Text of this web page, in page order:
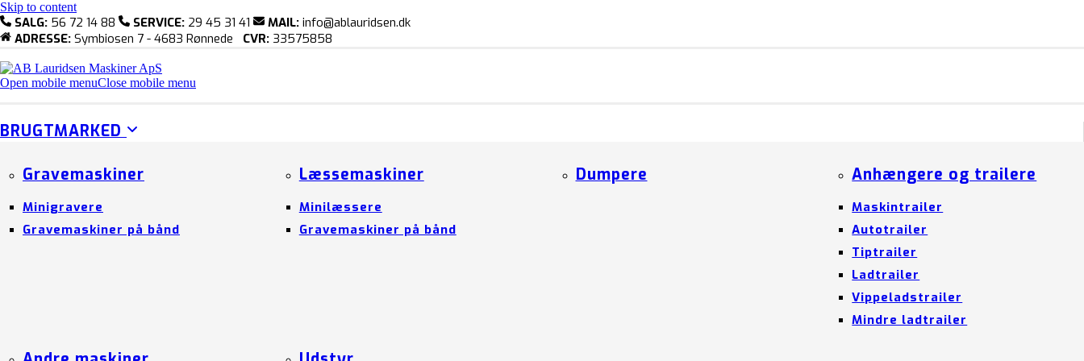
Skip to content
SALG: 56 72 14 88 SERVICE: 29 45 31 41 MAIL: info@ablauridsen.dk
ADRESSE: Symbiosen 7 - 4683 Rønnede CVR: 33575858
Open mobile menuClose mobile menu
BRUGTMARKED
Gravemaskiner
Minigravere
Gravemaskiner på bånd
Læssemaskiner
Minilæssere
Gravemaskiner på bånd
Dumpere Anhængere og trailere
Maskintrailer
Autotrailer
Tiptrailer
Ladtrailer
Vippeladstrailer
Mindre ladtrailer